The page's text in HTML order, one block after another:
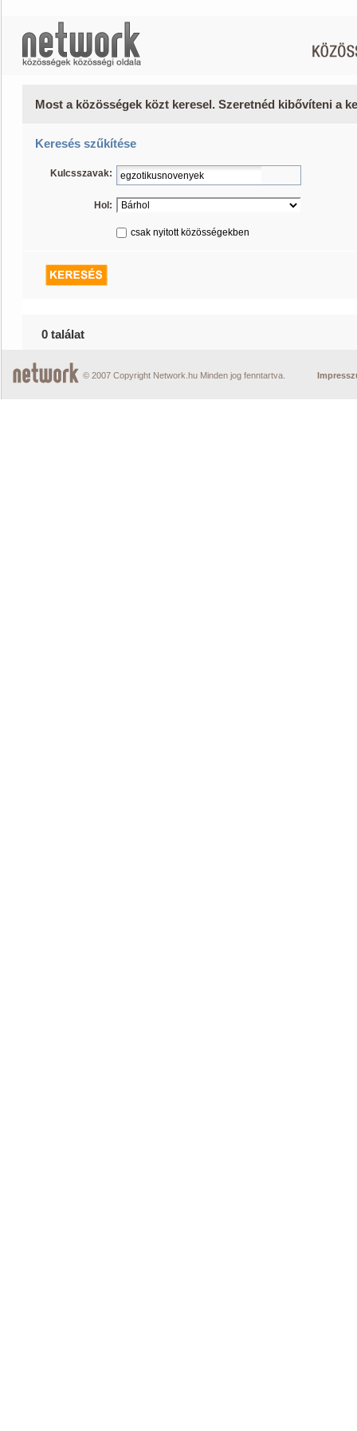
Most a közösségek közt keresel. Szeretnéd kibővíteni a
Keresés szűkítése
Kulcsszavak:
Hol:
csak nyitott közösségekben
0 találat
© 2007 Copyright Network.hu Minden jog fenntartva.